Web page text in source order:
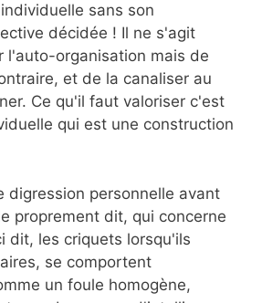
sans son
décidée ! Il ne s'agit
l'auto-organisation mais de
et de la canaliser au
Ce qu'il faut valoriser c'est
qui est une construction
digression personnelle avant
proprement dit, qui concerne
dit, les criquets lorsqu'ils
se comportent
un foule homogène,